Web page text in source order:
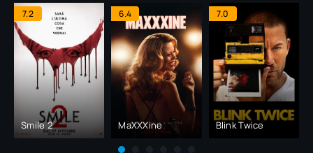
7.2
Smile 2
6.4
MaXXXine
7.0
Blink Twice